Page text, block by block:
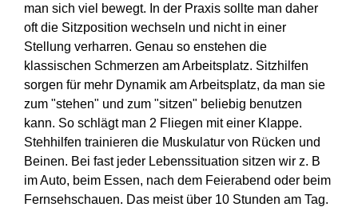
man sich viel bewegt. In der Praxis sollte man daher
oft die Sitzposition wechseln und nicht in einer
Stellung verharren. Genau so enstehen die
klassischen Schmerzen am Arbeitsplatz. Sitzhilfen
sorgen für mehr Dynamik am Arbeitsplatz, da man sie
zum "stehen" und zum "sitzen" beliebig benutzen
kann. So schlägt man 2 Fliegen mit einer Klappe.
Stehhilfen trainieren die Muskulatur von Rücken und
Beinen. Bei fast jeder Lebenssituation sitzen wir z. B
im Auto, beim Essen, nach dem Feierabend oder beim
Fernsehschauen. Das meist über 10 Stunden am Tag.